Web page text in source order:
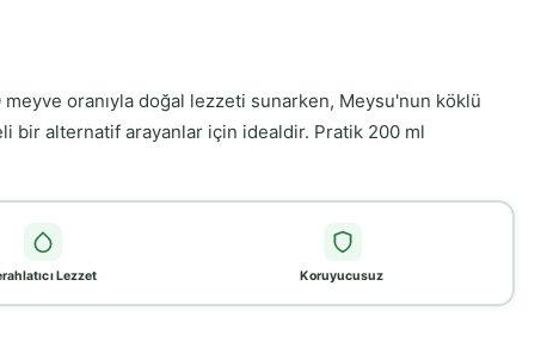
oranıyla doğal lezzeti sunarken, Meysu'nun köklü
bir alternatif arayanlar için idealdir. Pratik 200 ml
Lezzet Koruyucusuz